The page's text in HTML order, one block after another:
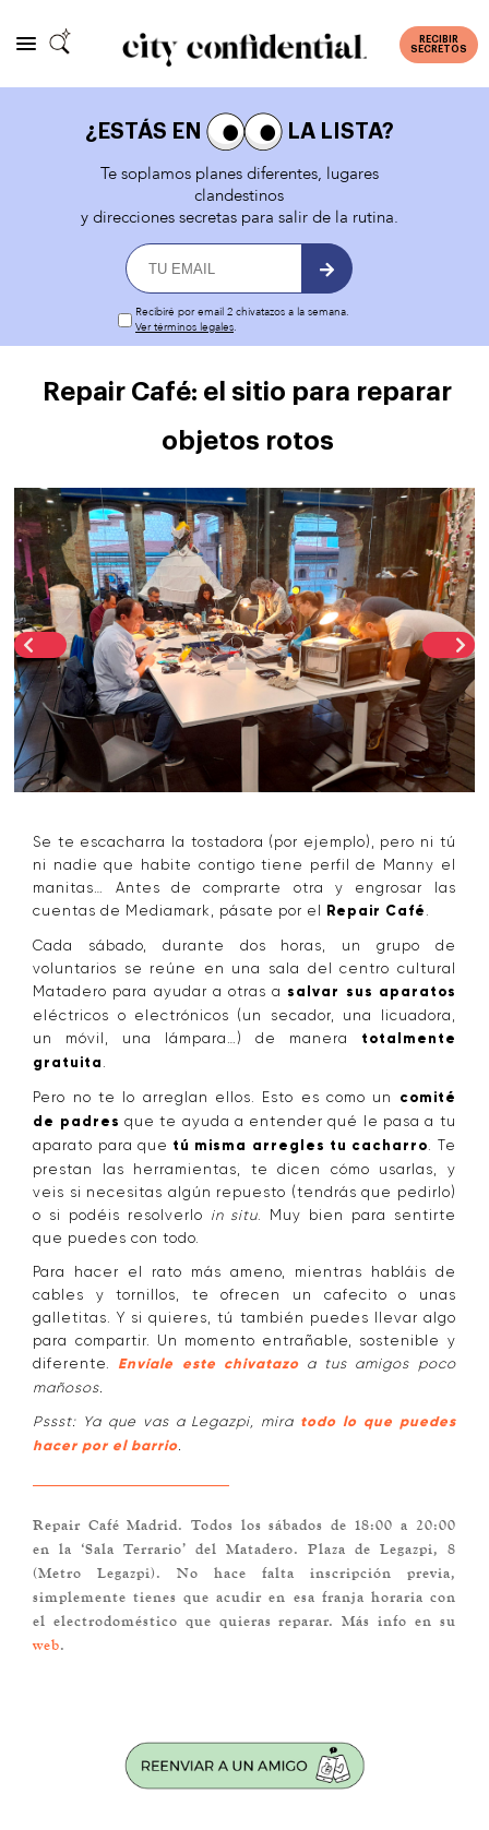
RECIBIR
SECRETOS
¿ESTÁS EN
LA LISTA?
Te soplamos planes diferentes, lugares
clandestinos
y direcciones secretas para salir de la rutina.
Recibiré por email 2 chivatazos a la semana.
Ver términos legales.
Repair Café: el sitio para reparar
objetos rotos
Se te escacharra la tostadora (por ejemplo), pero ni tú
ni nadie que habite contigo tiene perfil de Manny el
manitas… Antes de comprarte otra y engrosar las
cuentas de Mediamark, pásate por el
Repair Café
Cada sábado, durante dos horas, un grupo de
voluntarios se reúne en una sala del centro cultural
Matadero para ayudar a otras asalvar sus aparatos
eléctricos o electrónicos (un secador, una licuadora,
un móvil, una lámpara…) de manera totalmente
gratuita
Pero no te lo arreglan ellos. Esto es como un comité
de padres que te ayuda a entender qué le pasa a tu
aparato para que tú misma arregles tu cacharro . Te
prestan las herramientas, te dicen cómo usarlas, y
veis si necesitas algún repuesto (tendrás que pedirlo)
o si podéis resolverlo in situ . Muy bien para sentirte
que puedes con todo.
Para hacer el rato más ameno, mientras habláis de
cables y tornillos, te ofrecen un cafecito o unas
galletitas. Y si quieres, tú también puedes llevar algo
para compartir. Un momento entrañable, sostenible y
diferente. Envíale este chivatazoa tus amigos poco
mañosos.
Pssst: Ya que vas a Legazpi, mira todo lo que puedes
hacer por el barrio
Repair Café Madrid. Todos los sábados de 18:00 a 20:00
en la ‘Sala Terrario’ del Matadero. Plaza de Legazpi, 8
(Metro Legazpi). No hace falta inscripción previa,
simplemente tienes que acudir en esa franja horaria con
el electrodoméstico que quieras reparar. Más info en su
web.